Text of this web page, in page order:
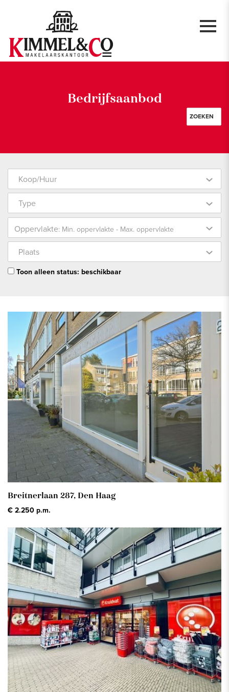
Bedrijfsaanbod
ZOEKEN
Koop/Huur
Type
Oppervlakte: Min. oppervlakte - Max. oppervlakte
Plaats
Toon alleen status: beschikbaar
Breitnerlaan 287, Den Haag
€ 2.250 p.m.